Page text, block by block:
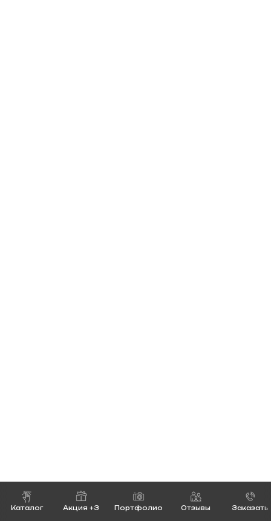
Каталог Акция +3 Портфолио Отзывы Заказать